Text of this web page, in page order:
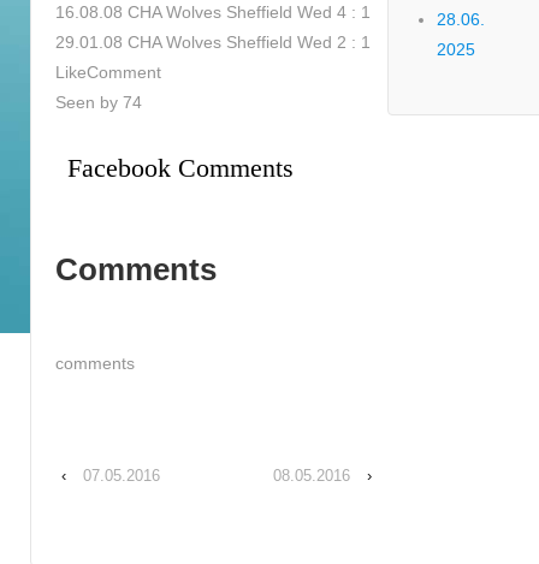
16.08.08 CHA Wolves Sheffield Wed 4 : 1
29.01.08 CHA Wolves Sheffield Wed 2 : 1
LikeComment
Seen by 74
Facebook Comments
Comments
comments
‹ 07.05.2016 08.05.2016 ›
28.06.
2025